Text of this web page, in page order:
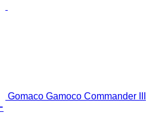
Gomaco Gamoco Commander III